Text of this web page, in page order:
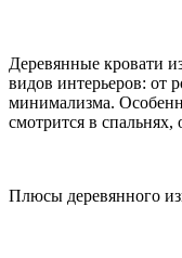
Деревянные кровати
видов интерьеров: от
минимализма.
смотрится в
Плюсы деревянного